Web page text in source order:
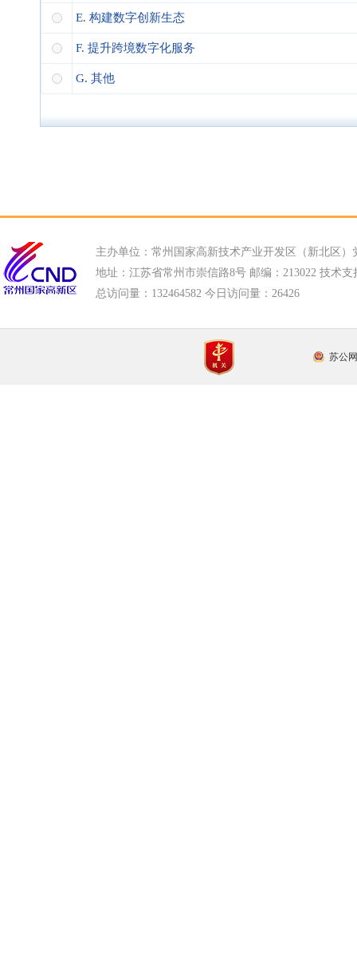
E. 构建数字创新生态
F. 提升跨境数字化服务
G. 其他
主办单位：常州国家高新技术产业开发区（新北区）
地址：江苏省常州市崇信路8号 邮编：213022 技术支
总访问量： 132464582 今日访问量： 26426
苏公